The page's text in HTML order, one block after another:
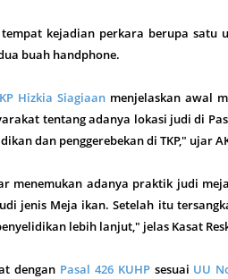
kejadian perkara berupa satu
buah handphone.
Hizkia Siagiaanmenjelaskan awal
tentang adanya lokasi judi di
dan penggerebekan di TKP," ujar
menemukan adanya praktik judi
jenis Meja ikan. Setelah itu
lebih lanjut," jelas Kasat
dengan Pasal 426 KUHPsesuai UU